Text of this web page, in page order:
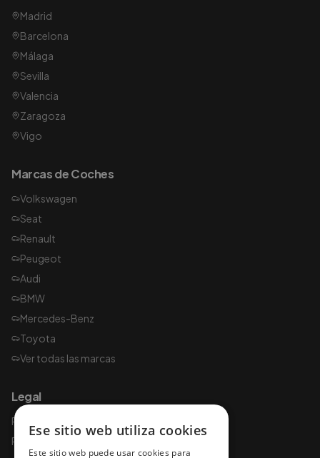
Madrid
Barcelona
Málaga
Sevilla
Valencia
Zaragoza
Vigo
Marcas de Coches
Volkswagen
Seat
Renault
Peugeot
Audi
BMW
Mercedes-Benz
Toyota
Ver todas las marcas
Legal
Política de privacidad
Política de cookies
Ese sitio web utiliza cookies
Este sitio web puede usar cookies para